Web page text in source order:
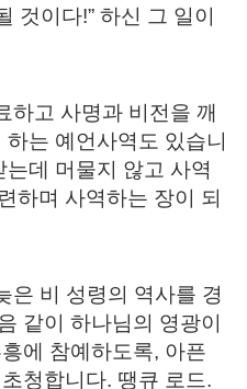
것이다!” 하신 그 일이
고 사명과 비전을 깨
는 예언사역도 있습니
데 머물지 않고 사역
하며 사역하는 장이 되
은 비 성령의 역사를 경
같이 하나님의 영광이
에 참예하도록, 아픈
청합니다. 땡큐 로드.